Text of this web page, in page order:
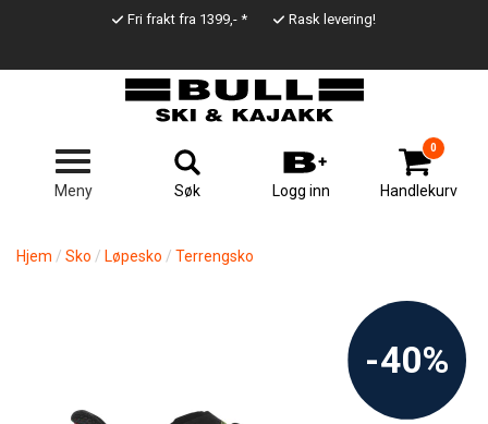
Line
Fri frakt fra 1399,- * Rask levering!
Meny Søk Logg inn Handlekurv
0
Hjem Sko Løpesko Terrengsko
-40%